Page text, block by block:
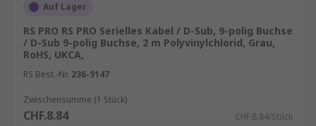
Zu den Branchenbeispielen zählen industrielle
Automatisierungssysteme, wissenschaftliche
Instrumente, Point-of-Sale-Technologien,
Konsumgüter und industrielle Leiterplatten.
Arten von Nullmodemkabel
Auf Lager
RS PRO RS PRO Serielles Kabel / D-Sub, 9-polig Buchse
/ D-Sub 9-polig Buchse, 2 m Polyvinylchlorid, Grau,
RoHS, UKCA,
RS Best.-Nr. 236-9147
Zwischensumme (1 Stück)
CHF.8.84 CHF.8.84/Stück